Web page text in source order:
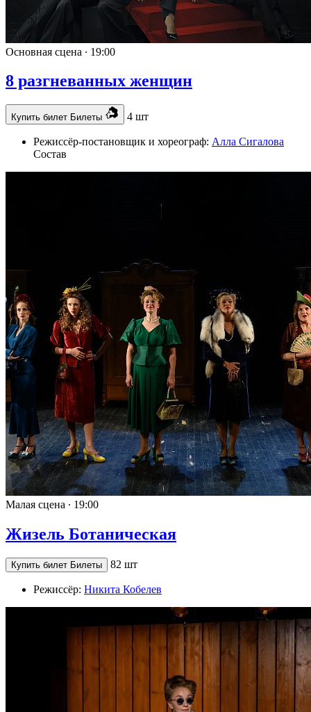
Основная сцена ∙ 19:00
8 разгневанных женщин
Купить билет Билеты 4 шт
Режиссёр-постановщик и хореограф: Алла Сигалова
Состав
Малая сцена ∙ 19:00
Жизель Ботаническая
Купить билет Билеты 82 шт
Режиссёр: Никита Кобелев